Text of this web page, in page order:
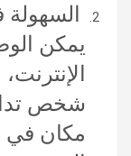
يمكن
شخص
مكان في